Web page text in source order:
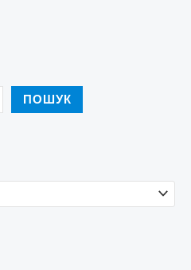
ПОШУК